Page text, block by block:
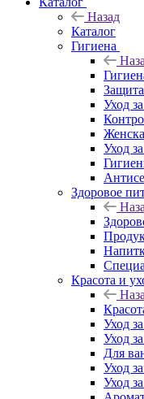
Назад
Каталог
Гигиена
Уход
Уход
Здоровое
Красота и
Уход
Уход
Для
Уход
Уход